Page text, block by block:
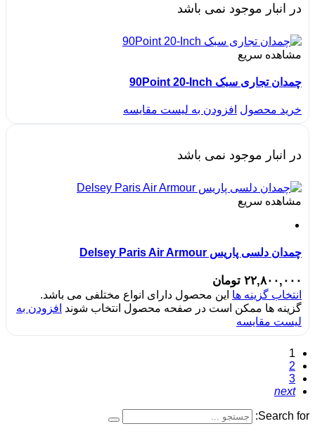
در انبار موجود نمی باشد
مشاهده سریع
چمدان تجاری سبک 90Point 20-Inch
خرید محصول افزودن به لیست مقایسه
در انبار موجود نمی باشد
مشاهده سریع
چمدان دلسی پاریس Delsey Paris Air Armour
۲۲,۸۰۰,۰۰۰ تومان
انتخاب گزینه ها این محصول دارای انواع مختلفی می باشد.
گزینه ها ممکن است در صفحه محصول انتخاب شوند افزودن به
لیست مقایسه
1
2
3
next
Search for: